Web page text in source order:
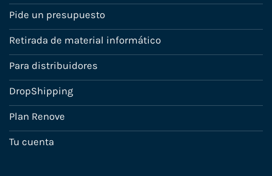
Pide un presupuesto
Retirada de material informático
Para distribuidores
DropShipping
Plan Renove
Tu cuenta